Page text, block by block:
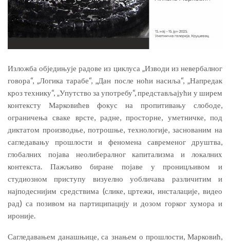
Изложба обједињује радове из циклуса „Изводи из невербалног
говора“, „Логика тарабе“, „Дан после ноћи насиља“, „Напредак
кроз технику“, „Упутство за употребу“, представљајући у ширем
контексту Марковићев фокус на пропитивању слободе,
ограничења сваке врсте, радне, просторне, уметничке, под
диктатом производње, потрошње, технологије, заснованим на
сагледавању прошлости и феномена савременог друштва,
глобалних појава неолибералног капитализма и локалних
контекста. Пажљиво биране појаве у проницљивом и
студиозном приступу визуелно уобличава различитим и
најподеснијим средствима (слике, цртежи, инсталације, видео
рад) са позивом на партиципацију и дозом горког хумора и
ироније.
Сагледавањем данашњице, са знањем о прошлости, Марковић,